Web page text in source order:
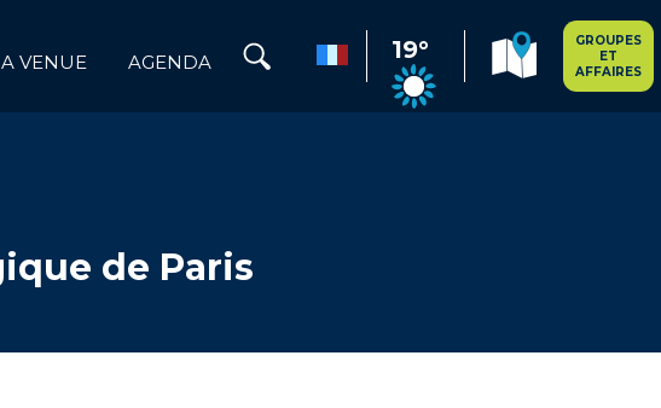
VENUE AGENDA 19°
GROUPES
ET
AFFAIRES
de Paris